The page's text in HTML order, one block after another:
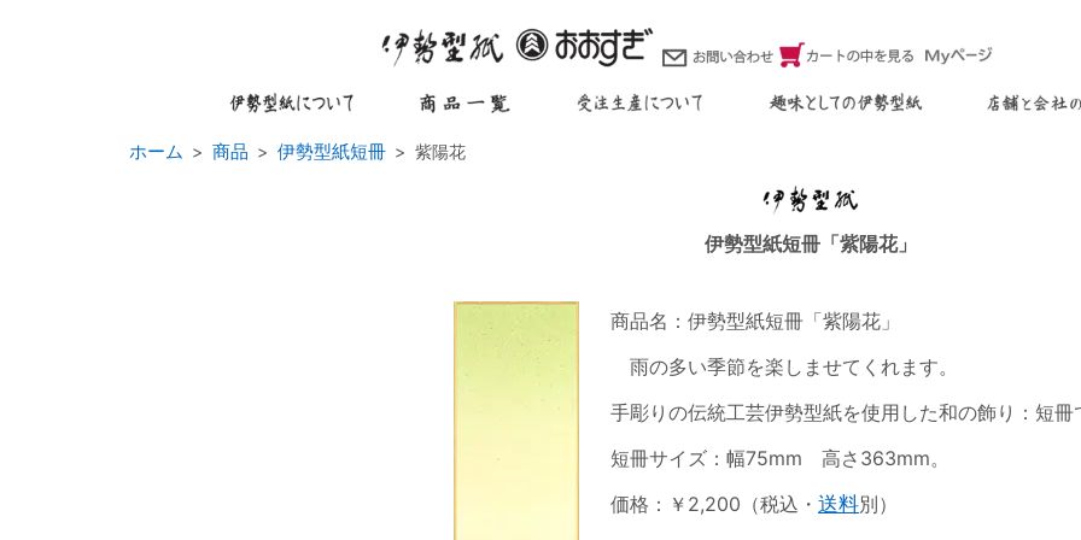
ホーム 商品 伊勢型紙短冊 紫陽花
伊勢型紙短冊「紫陽花」
商品名：伊勢型紙短冊「紫陽花」
雨の多い季節を楽しませてくれます。
手彫りの伝統工芸伊勢型紙を使用した和の飾り：短冊
短冊サイズ：幅75mm 高さ363mm。
価格：￥2,200（税込・ 送料別）